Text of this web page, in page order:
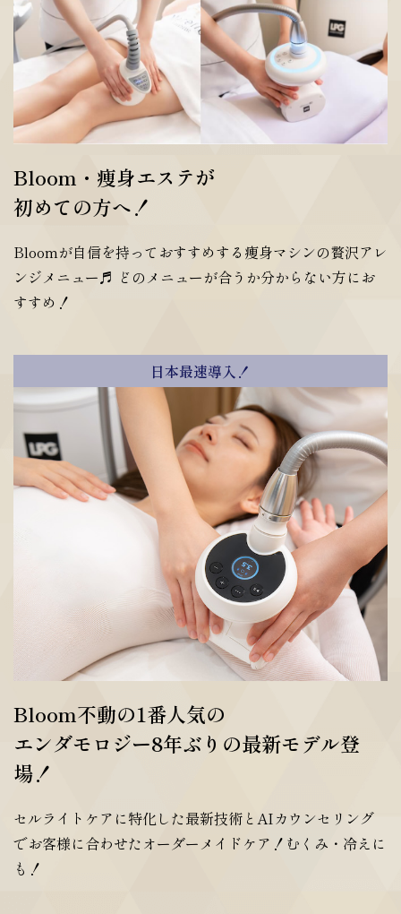
Bloom・痩身エステが
初めての方へ！
Bloomが自信を持っておすすめする痩身マシンの贅沢アレ
ンジメニュー♬ どのメニューが合うか分からない方にお
すすめ！
日本最速導入！
Bloom不動の1番人気の
エンダモロジー8年ぶりの最新モデル登
場！
セルライトケアに特化した最新技術とAIカウンセリング
でお客様に合わせたオーダーメイドケア！むくみ・冷えに
も！